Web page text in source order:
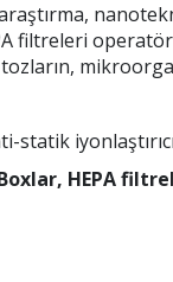
filtreleri
HEPA